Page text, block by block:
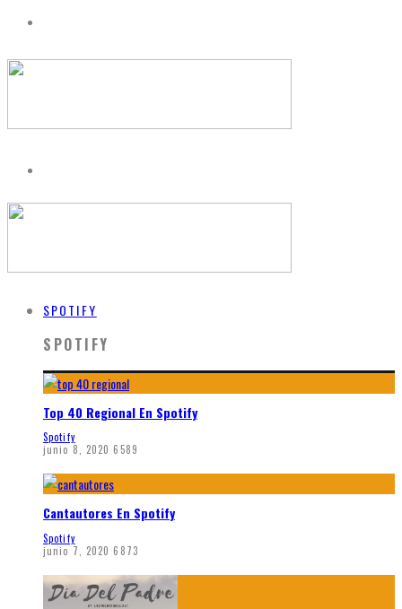
SPOTIFY
SPOTIFY
Top 40 Regional En Spotify
Spotify
junio 8, 2020 6589
Cantautores En Spotify
Spotify
junio 7, 2020 6873